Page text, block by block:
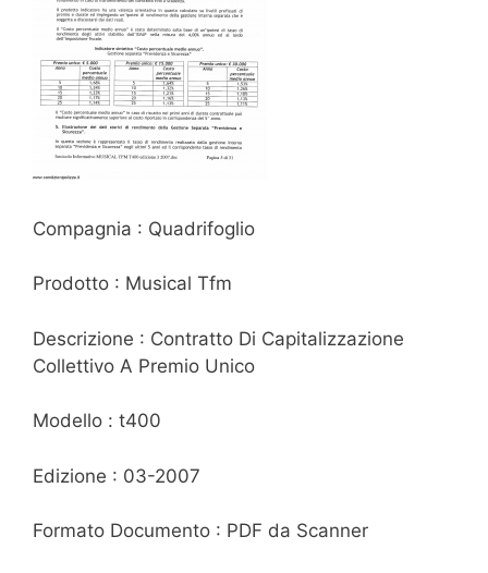
Compagnia : Quadrifoglio
Prodotto : Musical Tfm
Descrizione : Contratto Di Capitalizzazione
Collettivo A Premio Unico
Modello : t400
Edizione : 03-2007
Formato Documento : PDF da Scanner